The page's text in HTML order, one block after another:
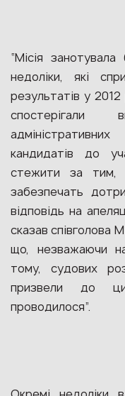
“Місія
недоліки, які
результатів у
спостерігали
кандидатів до
стежити за тим,
забезпечать
відповідь на
сказав співголова
що, незважаючи
тому, судових
призвели до
проводилося”.